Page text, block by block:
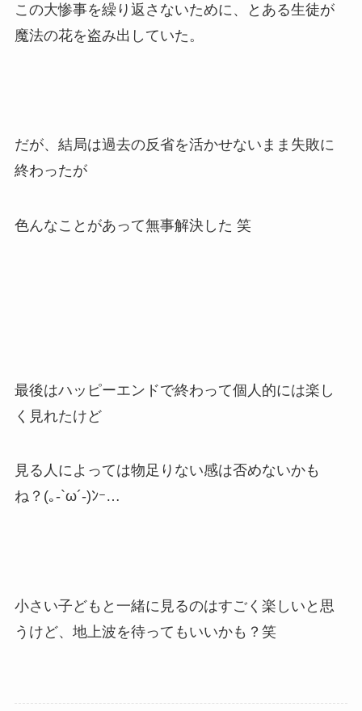
この大惨事を繰り返さないために、とある生徒が
魔法の花を盗み出していた。
だが、結局は過去の反省を活かせないまま失敗に
終わったが
色んなことがあって無事解決した 笑
最後はハッピーエンドで終わって個人的には楽し
く見れたけど
見る人によっては物足りない感は否めないかも
ね？(｡-`ω´-)ﾝｰ…
小さい子どもと一緒に見るのはすごく楽しいと思
うけど、地上波を待ってもいいかも？笑